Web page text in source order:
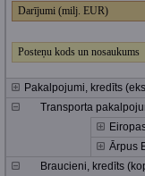
Darījumi (milj. EUR)
Posteņu kods un nosaukums
Pakalpojumi, kredīts
Transporta
Ārpus
Braucieni, kredīts